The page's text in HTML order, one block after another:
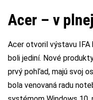
Acer – v
Acer otvoril výstavu IFA
boli jediní. Nové
prvý pohľad, majú svoj
bola venovaná radu